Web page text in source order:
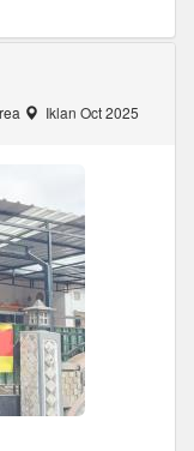
Iklan Oct 2025